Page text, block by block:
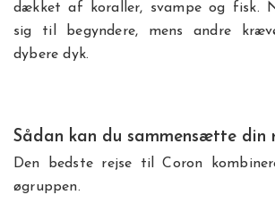
dækket af koraller, svampe og fisk.
sig til begyndere, mens andre
dybere dyk.
Sådan kan du sammensætte din
Den bedste rejse til Coron
øgruppen.